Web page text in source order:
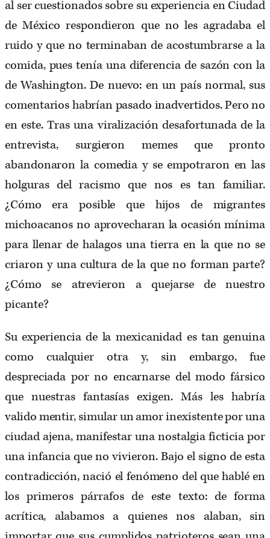
al ser cuestionados sobre su experiencia en Ciudad
de México respondieron que no les agradaba el
ruido y que no terminaban de acostumbrarse a la
comida, pues tenía una diferencia de sazón con la
de Washington. De nuevo: en un país normal, sus
comentarios habrían pasado inadvertidos. Pero no
en este. Tras una viralización desafortunada de la
entrevista, surgieron memes que pronto
abandonaron la comedia y se empotraron en las
holguras del racismo que nos es tan familiar.
¿Cómo era posible que hijos de migrantes
michoacanos no aprovecharan la ocasión mínima
para llenar de halagos una tierra en la que no se
criaron y una cultura de la que no forman parte?
¿Cómo se atrevieron a quejarse de nuestro
picante?
Su experiencia de la mexicanidad es tan genuina
como cualquier otra y, sin embargo, fue
despreciada por no encarnarse del modo fársico
que nuestras fantasías exigen. Más les habría
valido mentir, simular un amor inexistente por una
ciudad ajena, manifestar una nostalgia ficticia por
una infancia que no vivieron. Bajo el signo de esta
contradicción, nació el fenómeno del que hablé en
los primeros párrafos de este texto: de forma
acrítica, alabamos a quienes nos alaban, sin